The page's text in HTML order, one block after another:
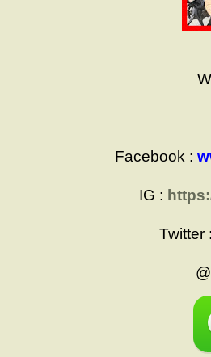
Facebook :
IG :
Twitter